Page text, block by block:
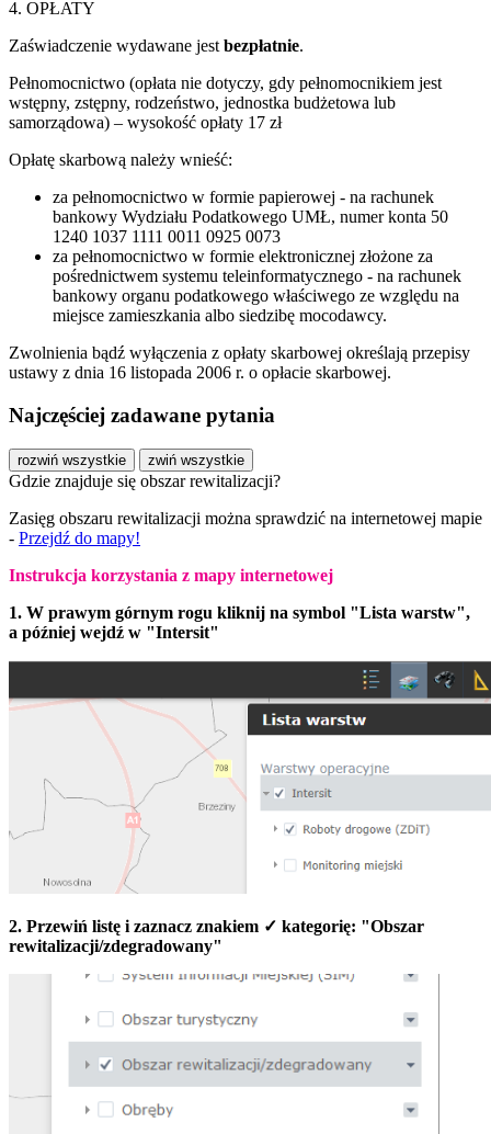
4. OPŁATY
Zaświadczenie wydawane jest bezpłatnie.
Pełnomocnictwo (opłata nie dotyczy, gdy pełnomocnikiem jest
wstępny, zstępny, rodzeństwo, jednostka budżetowa lub
samorządowa) – wysokość opłaty 17 zł
Opłatę skarbową należy wnieść:
za pełnomocnictwo w formie papierowej - na rachunek
bankowy Wydziału Podatkowego UMŁ, numer konta 50
1240 1037 1111 0011 0925 0073
za pełnomocnictwo w formie elektronicznej złożone za
pośrednictwem systemu teleinformatycznego - na rachunek
bankowy organu podatkowego właściwego ze względu na
miejsce zamieszkania albo siedzibę mocodawcy.
Zwolnienia bądź wyłączenia z opłaty skarbowej określają przepisy
ustawy z dnia 16 listopada 2006 r. o opłacie skarbowej.
Najczęściej zadawane pytania
rozwiń wszystkie zwiń wszystkie
Gdzie znajduje się obszar rewitalizacji?
Zasięg obszaru rewitalizacji można sprawdzić na internetowej mapie
- Przejdź do mapy!
Instrukcja korzystania z mapy internetowej
1. W prawym górnym rogu kliknij na symbol "Lista warstw",
a później wejdź w "Intersit"
2. Przewiń listę i zaznacz znakiem ✓ kategorię: "Obszar
rewitalizacji/zdegradowany"